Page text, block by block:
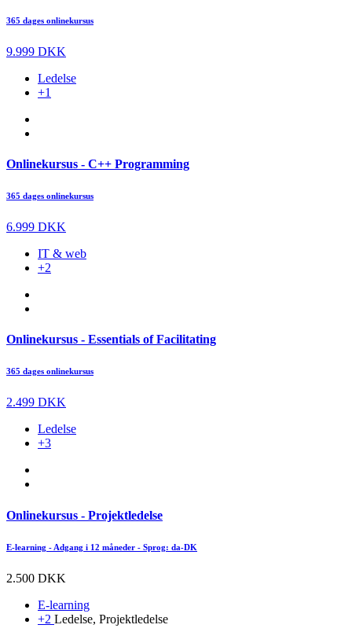
365 dages onlinekursus
9.999 DKK
Ledelse
+1
Onlinekursus - C++ Programming
365 dages onlinekursus
6.999 DKK
IT & web
+2
Onlinekursus - Essentials of Facilitating
365 dages onlinekursus
2.499 DKK
Ledelse
+3
Onlinekursus - Projektledelse
E-learning - Adgang i 12 måneder - Sprog: da-DK
2.500 DKK
E-learning
+2 Ledelse, Projektledelse